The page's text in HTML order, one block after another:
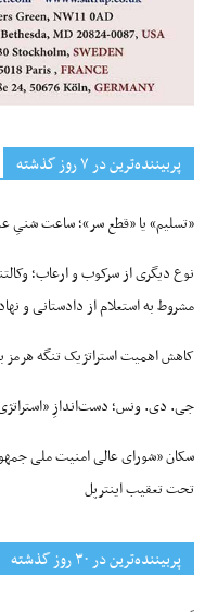
پربیننده‌ترین‌ در ۷ روز گذشته
«تسلیم» یا «قطع سر»؛ ساعت شنیِ
نوع دیگری از سرکوب و ارعاب؛
مشروط به استعلام از دادستانی و
کاهش اهمیت استراتژیک تنگه‌ هرمز
جی‌. دی. ونس؛ دست‌اندازِ
سکان «شورای عالی امنیت ملی
تحت تعقیب اینترپل
پربیننده‌ترین‌ در ۳۰ روز گذشته